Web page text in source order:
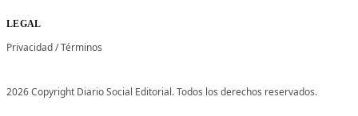
LEGAL
Privacidad/Términos
2026 Copyright Diario Social Editorial. Todos los derechos reservados.